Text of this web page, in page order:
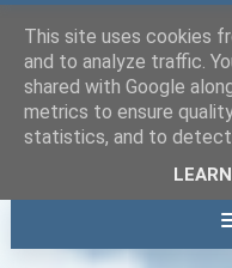
This site uses cookies
and to analyze traffic.
shared with Google
metrics to ensure
statistics, and to detect